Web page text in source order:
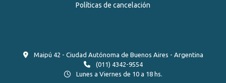
Políticas de cancelación
Maipú 42 - Ciudad Autónoma de Buenos Aires - Argentina
(011) 4342-9554
Lunes a Viernes de 10 a 18 hs.